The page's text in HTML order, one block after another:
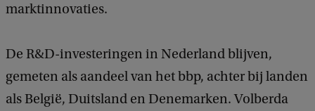
marktinnovaties.
De R&D-investeringen in Nederland blijven,
gemeten als aandeel van het bbp, achter bij landen
als België, Duitsland en Denemarken. Volberda